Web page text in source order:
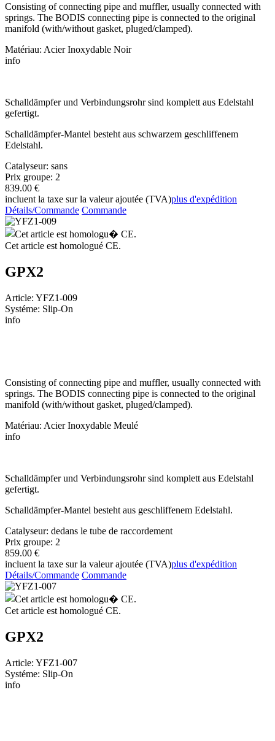
Consisting of connecting pipe and muffler, usually connected with
springs. The BODIS connecting pipe is connected to the original
manifold (with/without gasket, pluged/clamped).
Matériau: Acier Inoxydable Noir
info
Schalldämpfer und Verbindungsrohr sind komplett aus Edelstahl
gefertigt.
Schalldämpfer-Mantel besteht aus schwarzem geschliffenem
Edelstahl.
Catalyseur: sans
Prix groupe: 2
839.00 €
incluent la taxe sur la valeur ajoutée (TVA)plus d'expédition
Détails/Commande Commande
Cet article est homologué CE.
GPX2
Article: YFZ1-009
Systéme: Slip-On
info
Consisting of connecting pipe and muffler, usually connected with
springs. The BODIS connecting pipe is connected to the original
manifold (with/without gasket, pluged/clamped).
Matériau: Acier Inoxydable Meulé
info
Schalldämpfer und Verbindungsrohr sind komplett aus Edelstahl
gefertigt.
Schalldämpfer-Mantel besteht aus geschliffenem Edelstahl.
Catalyseur: dedans le tube de raccordement
Prix groupe: 2
859.00 €
incluent la taxe sur la valeur ajoutée (TVA)plus d'expédition
Détails/Commande Commande
Cet article est homologué CE.
GPX2
Article: YFZ1-007
Systéme: Slip-On
info